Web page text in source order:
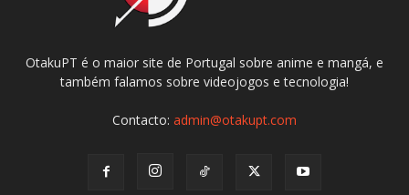
OtakuPT é o maior site de Portugal sobre anime e mangá, e
também falamos sobre videojogos e tecnologia!
Contacto: admin@otakupt.com